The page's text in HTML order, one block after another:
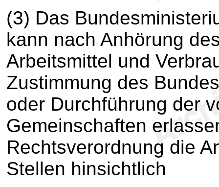
(3) Das
kann nach Anhörung
Arbeitsmittel und
Zustimmung des
oder Durchführung der
Gemeinschaften
Rechtsverordnung die
Stellen hinsichtlich